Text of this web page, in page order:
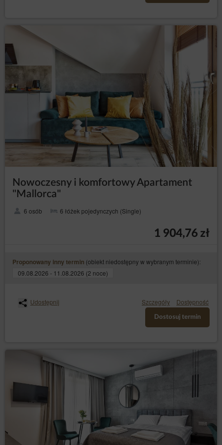
w każdym momencie i bez
nadal pozostanie zgodne z prawem. Cofnięcie
zgody spowoduje zaprzestanie przetwarzania
przez Administratora danych osobowych w celu,
w którym zgoda ta została wyrażona.
Aby skorzystać z wyżej wymienionych praw, osoba,
której dane dotyczą, powinna skontaktować się,
wykorzystując podane dane kontaktowe, z
Administratorem danych i poinformować go, z którego
prawa i w jakim zakresie chce skorzystać.
Prezes Urzędu Ochrony Danych Osobowych
Osoba, której dane dotyczą, ma prawo wnieść skargę do
organu nadzoru, którym w Polsce jest Prezes Urzędu
Ochrony Danych Osobowych z siedzibą w Warszawie, ul.
Stawki 2, z którym można kontaktować się w następujący
sposób:
listownie: ul. Stawki 2, 00-193 Warszawa;
przez elektroniczną skrzynkę podawczą dostępną na
infolinia: 606-950-0000.
ochrony danych Administratora za pomocą wiadomości e-
mail lub pisemnie na adres Administratora danych, podany
Zmiany Polityki Prywatności
Polityka prywatności i cookies może być uzupełniana lub
uaktualniana zgodnie z bieżącymi potrzebami
Cookies
Serwis realizuje funkcje pozyskiwania informacji o
Gościach, Użytkownikach Serwisu i ich zachowaniu w
poprzez dobrowolnie wprowadzone w
formularzach informacje w celach wynikających z
funkcji konkretnego formularza;
poprzez zapisywanie w urządzeniach końcowych
pliki cookies (tzw. „
ciasteczka ”);
Nowoczesny i komfortowy Apartament
"Mallorca"
6 osób 6 łóżek pojedynczych (Single)
1 904,76 zł
Proponowany inny termin (obiekt niedostępny w wybranym terminie):
09.08.2026 - 11.08.2026 (2 noce)
Udostępnij Szczegóły Dostępność
Dostosuj termin